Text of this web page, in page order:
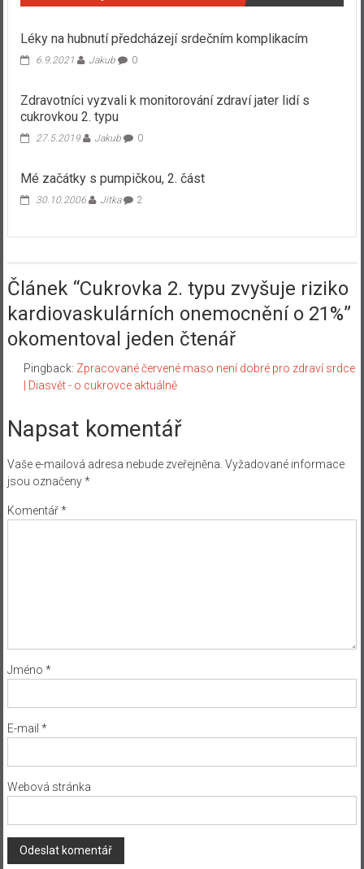
Léky na hubnutí předcházejí srdečním komplikacím
6.9.2021 Jakub 0
Zdravotníci vyzvali k monitorování zdraví jater lidí s
cukrovkou 2. typu
27.5.2019 Jakub 0
Mé začátky s pumpičkou, 2. část
30.10.2006 Jitka 2
Článek “Cukrovka 2. typu zvyšuje riziko
kardiovaskulárních onemocnění o 21%”
okomentoval jeden čtenář
Pingback: Zpracované červené maso není dobré pro zdraví srdce
| Diasvět - o cukrovce aktuálně
Napsat komentář
Vaše e-mailová adresa nebude zveřejněna. Vyžadované informace
jsou označeny*
Komentář*
Jméno *
E-mail *
Webová stránka